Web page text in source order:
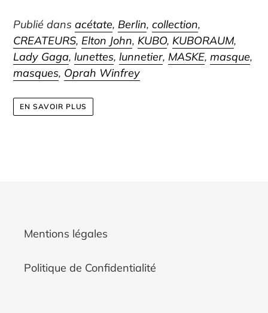
Publié dans acétate, Berlin, collection,
CREATEURS, Elton John, KUBO, KUBORAUM,
Lady Gaga, lunettes, lunnetier, MASKE, masque,
masques, Oprah Winfrey
EN SAVOIR PLUS
Mentions légales
Politique de Confidentialité